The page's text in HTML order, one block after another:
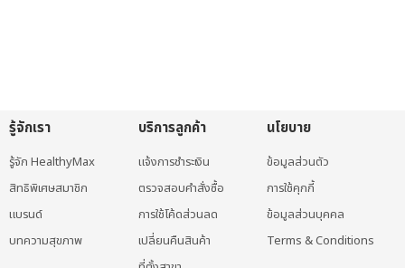
chosen
the
product
page
product
page
รู้จักเรา
รู้จัก HealthyMax
สิทธิพิเศษสมาชิก
แบรนด์
บทความสุขภาพ
บริการลูกค้า
แจ้งการชำระเงิน
ตรวจสอบคำสั่งซื้อ
การใช้โค้ดส่วนลด
เปลี่ยนคืนสินค้า
นโยบาย
ข้อมูลส่วนตัว
การใช้คุกกี้
ข้อมูลส่วนบุคคล
Terms & Conditions